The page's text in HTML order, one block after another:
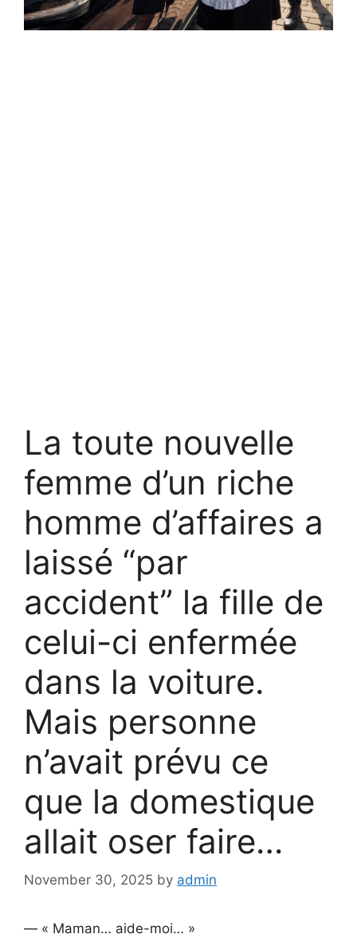
La toute nouvelle
femme d’un riche
homme d’affaires a
laissé “par
accident” la fille de
celui-ci enfermée
dans la voiture.
Mais personne
n’avait prévu ce
que la domestique
allait oser faire…
November 30, 2025 by admin
— « Maman… aide-moi… »